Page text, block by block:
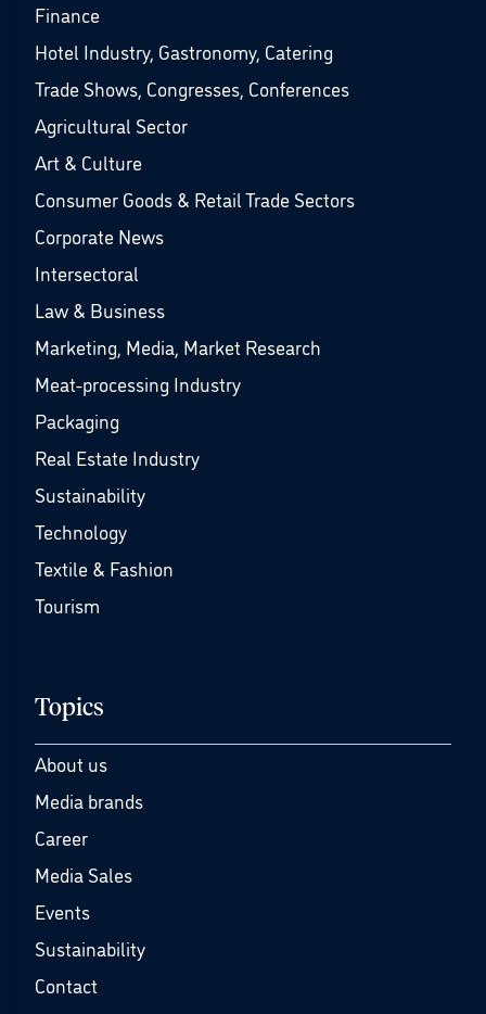
Finance
Hotel Industry, Gastronomy, Catering
Trade Shows, Congresses, Conferences
Agricultural Sector
Art & Culture
Consumer Goods & Retail Trade Sectors
Corporate News
Intersectoral
Law & Business
Marketing, Media, Market Research
Meat-processing Industry
Packaging
Real Estate Industry
Sustainability
Technology
Textile & Fashion
Tourism
Topics
About us
Media brands
Career
Media Sales
Events
Sustainability
Contact